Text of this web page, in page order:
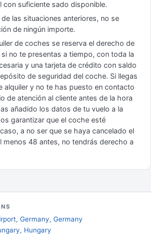
con suficiente sado disponible.
de las situaciones anteriores, no se
de ningún importe.
de coches se reserva el derecho de
no te presentas a tiempo, con toda la
y una tarjeta de crédito con saldo
de seguridad del coche. Si llegas
alquiler y no te has puesto en contacto
de atención al cliente antes de la hora
añadido los datos de tu vuelo a la
garantizar que el coche esté
a no ser que se haya cancelado el
menos 48 antes, no tendrás derecho a
Germany, Germany
Hungary